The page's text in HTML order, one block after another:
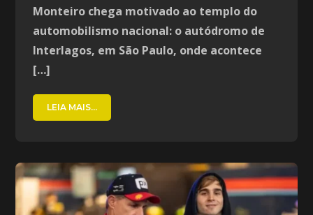
Monteiro chega motivado ao templo do
automobilismo nacional: o autódromo de
Interlagos, em São Paulo, onde acontece
[…]
LEIA MAIS...